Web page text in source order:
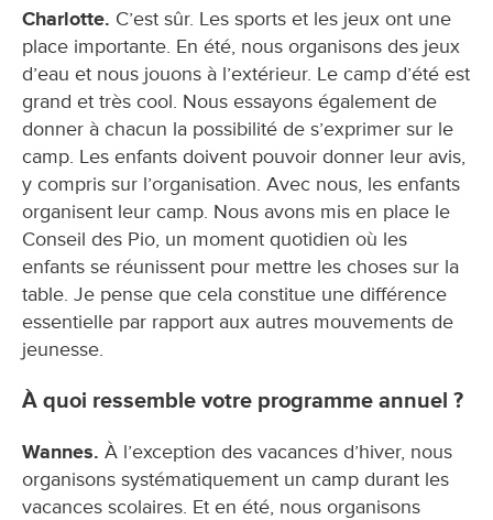
Charlotte. C’est sûr. Les sports et les jeux ont une
place importante. En été, nous organisons des jeux
d’eau et nous jouons à l’extérieur. Le camp d’été est
grand et très cool. Nous essayons également de
donner à chacun la possibilité de s’exprimer sur le
camp. Les enfants doivent pouvoir donner leur avis,
y compris sur l’organisation. Avec nous, les enfants
organisent leur camp. Nous avons mis en place le
Conseil des Pio, un moment quotidien où les
enfants se réunissent pour mettre les choses sur la
table. Je pense que cela constitue une différence
essentielle par rapport aux autres mouvements de
jeunesse.
À quoi ressemble votre programme annuel ?
Wannes. À l’exception des vacances d’hiver, nous
organisons systématiquement un camp durant les
vacances scolaires. Et en été, nous organisons